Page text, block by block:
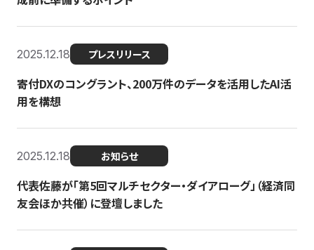
2025.12.18 プレスリリース
寄付DXのコングラント、200万件のデータを活用したAI活
用を構想
2025.12.18 お知らせ
代表佐藤が「第5回マルチセクター・ダイアローグ」（経済同
友会ほか共催）に登壇しました